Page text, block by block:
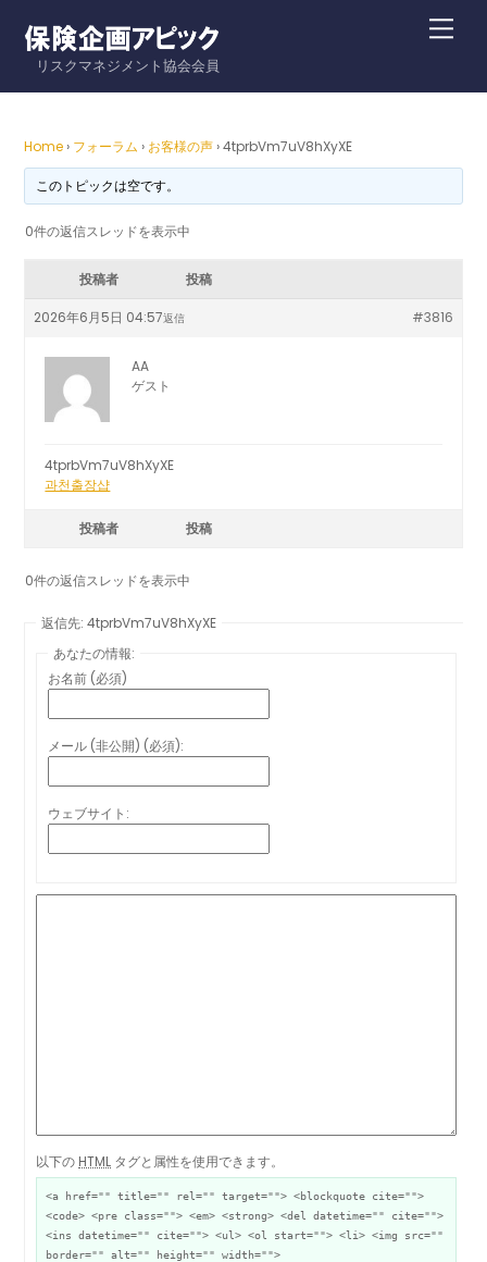
contentリスクマネジメント協会会員
Home › フォーラム › お客様の声 › 4tprbVm7uV8hXyXE
このトピックは空です。
0件の返信スレッドを表示中
投稿者 投稿
2026年6月5日 04:57 #3816
返信
AA
ゲスト
4tprbVm7uV8hXyXE
과천출장샵
投稿者 投稿
0件の返信スレッドを表示中
返信先: 4tprbVm7uV8hXyXE
あなたの情報:
お名前 (必須)
メール (非公開) (必須):
ウェブサイト:
以下の HTML タグと属性を使用できます。
<a href="" title="" rel="" target=""> <blockquote cite="">
<code> <pre class=""> <em> <strong> <del datetime="" cite="">
<ins datetime="" cite=""> <ul> <ol start=""> <li> <img src=""
border="" alt="" height="" width="">